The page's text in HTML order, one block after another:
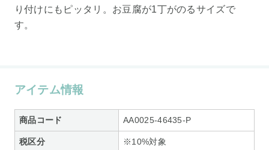
り付けにもピッタリ。お豆腐が1丁がのるサイズで
す。
アイテム情報
商品コード AA0025-46435-P
税区分 ※10%対象